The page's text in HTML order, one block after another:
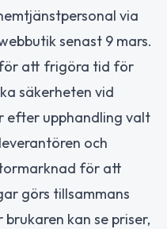
via
senast 9 mars.
för att frigöra tid för
säkerheten vid
efter upphandling valt
och
för att
görs tillsammans
kan se priser,